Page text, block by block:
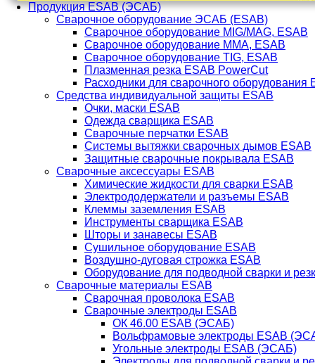
Продукция ESAB (ЭСАБ)
Сварочное оборудование ЭСАБ (ESAB)
Сварочное оборудование MIG/MAG, ESAB
Сварочное оборудование ММА, ESAB
Сварочное оборудование TIG, ESAB
Плазменная резка ESAB PowerCut
Расходники для сварочного оборудования
Средства индивидуальной защиты ESAB
Очки, маски ESAB
Одежда сварщика ESAB
Сварочные перчатки ESAB
Системы вытяжки сварочных дымов ESAB
Защитные сварочные покрывала ESAB
Сварочные аксессуары ESAB
Химические жидкости для сварки ESAB
Электрододержатели и разъемы ESAB
Клеммы заземления ESAB
Инструменты сварщика ESAB
Шторы и занавесы ESAB
Сушильное оборудование ESAB
Воздушно-дуговая строжка ESAB
Оборудование для подводной сварки и
Сварочные материалы ESAB
Сварочная проволока ESAB
Сварочные электроды ESAB
ОК 46.00 ESAB (ЭСАБ)
Вольфрамовые электроды ESAB
Угольные электроды ESAB (ЭСАБ)